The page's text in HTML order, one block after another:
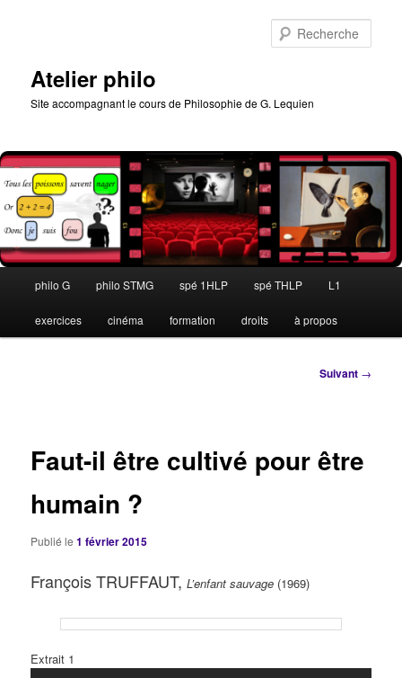
Atelier philo
Site accompagnant le cours de Philosophie de G. Lequien
principal
philo G philo STMG spé 1HLP spé THLP L1
exercices cinéma formation droits à propos
Suivant →
Faut-il être cultivé pour être
humain ?
Publié le1 février 2015
François TRUFFAUT,L’enfant sauvage (1969)
Extrait 1